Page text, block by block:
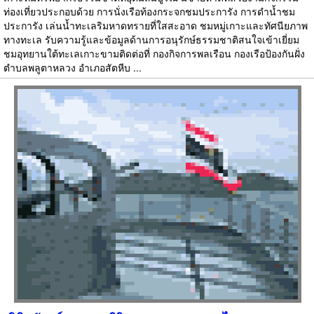
ท่องเที่ยวประกอบด้วย การนั่งเรือท้องกระจกชมประการัง การดำน้ำชม
ประการัง เล่นน้ำทะเลริมหาดทรายที่ใสสะอาด ชมหมู่เกาะและทัศนียภาพ
ทางทะเล รับความรู้และข้อมูลด้านการอนุรักษ์ธรรมชาติสนใจเข้าเยี่ยม
ชมอุทยานใต้ทะเลเกาะขามติดต่อที่ กองกิจการพลเรือน กองเรือป้องกันฝั่ง
ตำบลพลูตาหลวง อำเภอสัตหีบ ...